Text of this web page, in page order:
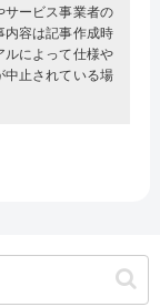
ービス事業者の
容は記事作成時
ルによって仕様や
中止されている場